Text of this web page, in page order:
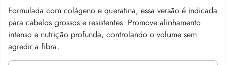
Formulada com colágeno e queratina, essa versão é indicada
para cabelos grossos e resistentes. Promove alinhamento
intenso e nutrição profunda, controlando o volume sem
agredir a fibra.